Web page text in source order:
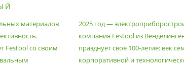
материалов
Festool со своим
2025 год —
компания Festool из
празднует своё 100-летие: век
корпоративной и